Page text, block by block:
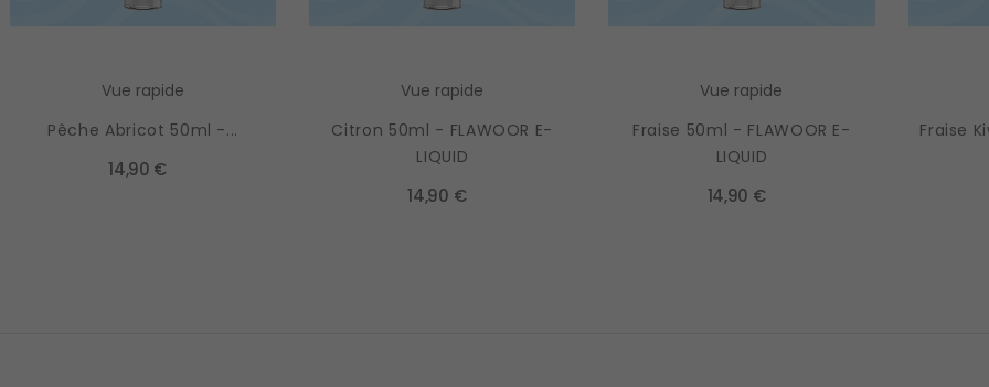
Vue rapide
Pêche Abricot 50ml -...
14,90 €
Vue rapide
Citron 50ml - FLAWOOR E-
LIQUID
14,90 €
Vue rapide
Fraise 50ml - FLAWOOR E-
LIQUID
14,90 €
Fraise